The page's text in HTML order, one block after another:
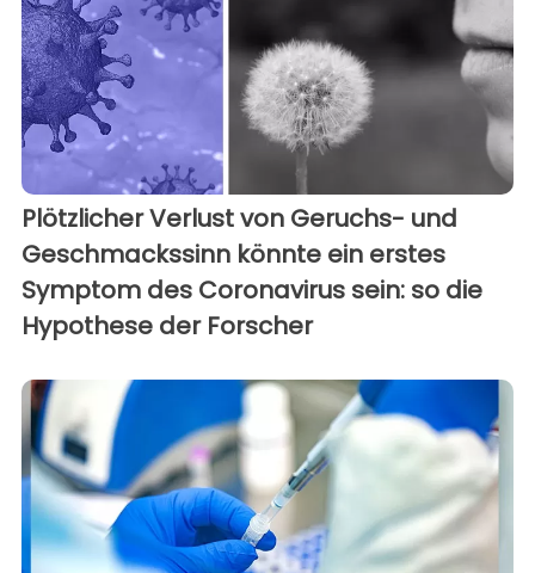
Plötzlicher Verlust von Geruchs- und
Geschmackssinn könnte ein erstes
Symptom des Coronavirus sein: so die
Hypothese der Forscher